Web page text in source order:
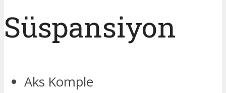
Süspansiyon
Aks Komple